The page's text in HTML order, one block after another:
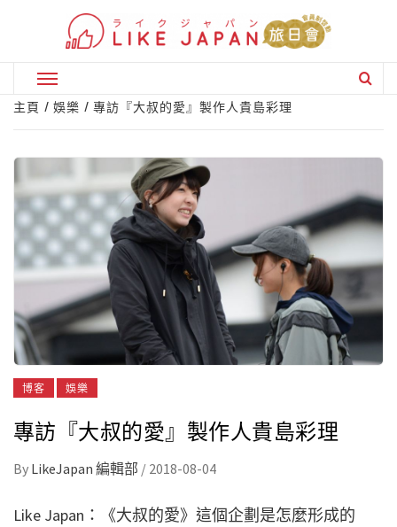
Primary
Menu
主頁 娛樂 專訪『大叔的愛』製作人貴島彩理
博客 娛樂
專訪『大叔的愛』製作人貴島彩理
By LikeJapan 編輯部 / 2018-08-04
Like Japan：《大叔的愛》這個企劃是怎麼形成的